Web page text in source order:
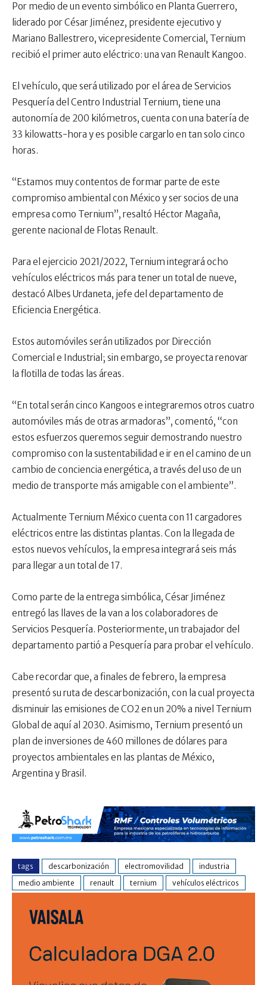
Por medio de un evento simbólico en Planta Guerrero,
liderado por César Jiménez, presidente ejecutivo y
Mariano Ballestrero, vicepresidente Comercial, Ternium
recibió el primer auto eléctrico: una van Renault Kangoo.
El vehículo, que será utilizado por el área de Servicios
Pesquería del Centro Industrial Ternium, tiene una
autonomía de 200 kilómetros, cuenta con una batería de
33 kilowatts-hora y es posible cargarlo en tan solo cinco
horas.
“Estamos muy contentos de formar parte de este
compromiso ambiental con México y ser socios de una
empresa como Ternium”, resaltó Héctor Magaña,
gerente nacional de Flotas Renault.
Para el ejercicio 2021/2022, Ternium integrará ocho
vehículos eléctricos más para tener un total de nueve,
destacó Albes Urdaneta, jefe del departamento de
Eficiencia Energética.
Estos automóviles serán utilizados por Dirección
Comercial e Industrial; sin embargo, se proyecta renovar
la flotilla de todas las áreas.
“En total serán cinco Kangoos e integraremos otros cuatro
automóviles más de otras armadoras”, comentó, “con
estos esfuerzos queremos seguir demostrando nuestro
compromiso con la sustentabilidad e ir en el camino de un
cambio de conciencia energética, a través del uso de un
medio de transporte más amigable con el ambiente”.
Actualmente Ternium México cuenta con 11 cargadores
eléctricos entre las distintas plantas. Con la llegada de
estos nuevos vehículos, la empresa integrará seis más
para llegar a un total de 17.
Como parte de la entrega simbólica, César Jiménez
entregó las llaves de la van a los colaboradores de
Servicios Pesquería. Posteriormente, un trabajador del
departamento partió a Pesquería para probar el vehículo.
Cabe recordar que, a finales de febrero, la empresa
presentó su ruta de descarbonización, con la cual proyecta
disminuir las emisiones de CO2 en un 20% a nivel Ternium
Global de aquí al 2030. Asimismo, Ternium presentó un
plan de inversiones de 460 millones de dólares para
proyectos ambientales en las plantas de México,
Argentina y Brasil.
tags descarbonización electromovilidad
industria
medio ambiente
renault ternium vehículos eléctricos